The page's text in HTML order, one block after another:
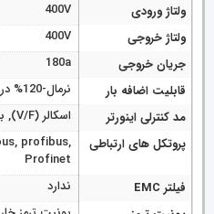
ولتاژ ورودی
400V
ولتاژ خروجی
400V
جریان خروجی
180a
قابلیت اضافه بار
نرمال-120% در 60 ثانیه
مد کنترلی اینورتر
اسکالر (V/F), برداری بدون سنسور
پروتکل های ارتباطی
profibus,
Profinet
فیلتر EMC
ندارد